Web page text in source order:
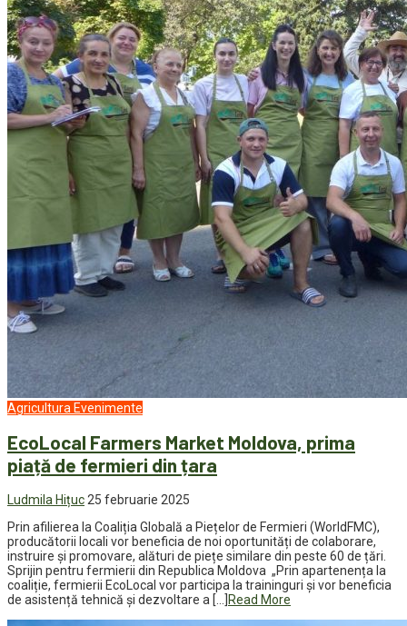
Agricultura Evenimente
EcoLocal Farmers Market Moldova, prima
piață de fermieri din țara
Ludmila Hițuc 25 februarie 2025
Prin afilierea la Coaliția Globală a Piețelor de Fermieri (WorldFMC),
producătorii locali vor beneficia de noi oportunități de colaborare,
instruire și promovare, alături de piețe similare din peste 60 de țări.
Sprijin pentru fermierii din Republica Moldova „Prin apartenența la
coaliție, fermierii EcoLocal vor participa la traininguri și vor beneficia
de asistență tehnică și dezvoltare a […]
Read More